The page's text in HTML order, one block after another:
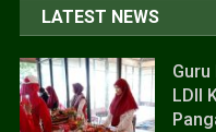
LATEST NEWS
Guru
LDII